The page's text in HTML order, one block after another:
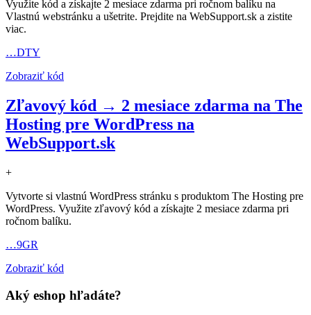
Využite kód a získajte 2 mesiace zdarma pri ročnom balíku na
Vlastnú webstránku a ušetrite. Prejdite na WebSupport.sk a zistite
viac.
…DTY
Zobraziť kód
Zľavový kód → 2 mesiace zdarma na The
Hosting pre WordPress na
WebSupport.sk
+
Vytvorte si vlastnú WordPress stránku s produktom The Hosting pre
WordPress. Využite zľavový kód a získajte 2 mesiace zdarma pri
ročnom balíku.
…9GR
Zobraziť kód
Aký eshop hľadáte?